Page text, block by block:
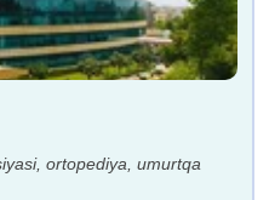
ortopediya, umurtqa